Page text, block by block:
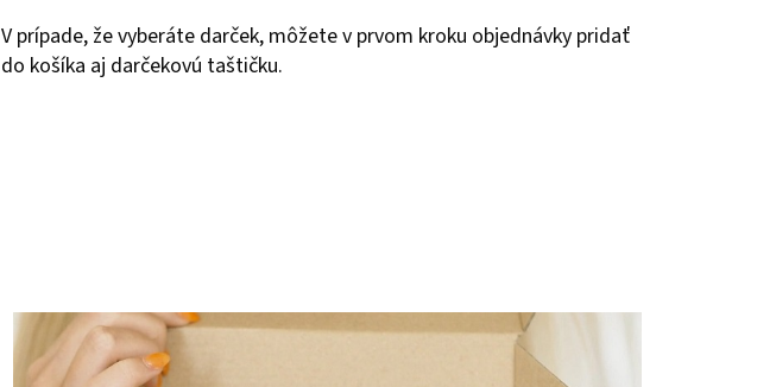
V prípade, že vyberáte darček, môžete v prvom kroku objednávky pridať
do košíka aj darčekovú taštičku.